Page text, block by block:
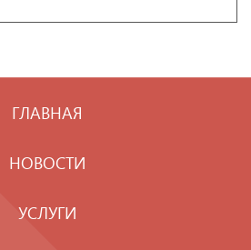
ГЛАВНАЯ
НОВОСТИ
УСЛУГИ